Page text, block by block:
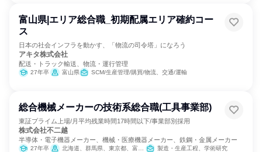
富山県|エリア総合職_初期配属エリア確約コー
ス
日本の社会インフラを動かす、「物流の司令塔」になろう
アキタ株式会社
配送・トラック輸送、物流・運行管理
27年卒 富山県 SCM/生産管理/購買/物流、交通/運輸
総合機械メーカーの技術系総合職(工具事業部)
東証プライム上場/月平均残業時間17時間以下/事業部別採用
株式会社不二越
半導体・電子機器メーカー、機械・医療機器メーカー、鉄鋼・金属メーカー
27年卒 北海道、群馬県、東京都、富山県、愛知県、大阪府、広島県、福岡県 製造・生産工程、学術研究